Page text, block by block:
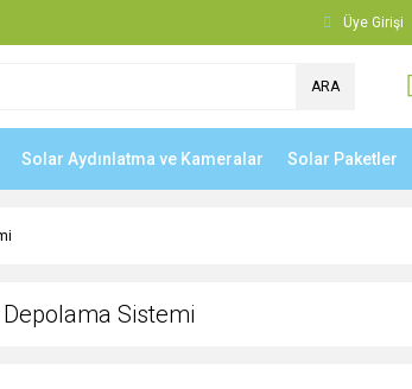
Üye Girişi
ARA
Solar Aydınlatma ve Kameralar Solar Paketler
Sistemi